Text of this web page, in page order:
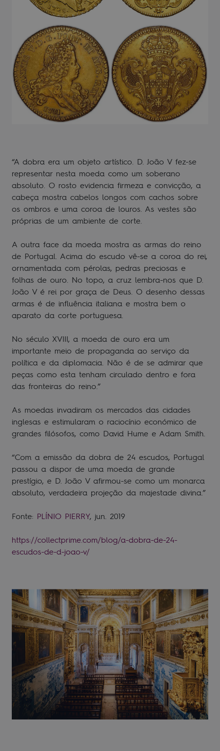
“A dobra era um objeto artístico. D. João V fez-se
representar nesta moeda como um soberano
absoluto. O rosto evidencia firmeza e convicção, a
cabeça mostra cabelos longos com cachos sobre
os ombros e uma coroa de louros. As vestes são
próprias de um ambiente de corte.
A outra face da moeda mostra as armas do reino
de Portugal. Acima do escudo vê-se a coroa do rei,
ornamentada com pérolas, pedras preciosas e
folhas de ouro. No topo, a cruz lembra-nos que D.
João V é rei por graça de Deus. O desenho dessas
armas é de influência italiana e mostra bem o
aparato da corte portuguesa.
No século XVIII, a moeda de ouro era um
importante meio de propaganda ao serviço da
política e da diplomacia. Não é de se admirar que
peças como esta tenham circulado dentro e fora
das fronteiras do reino.”
As moedas invadiram os mercados das cidades
inglesas e estimularam o raciocínio económico de
grandes filósofos, como David Hume e Adam Smith.
“Com a emissão da dobra de 24 escudos, Portugal
passou a dispor de uma moeda de grande
prestígio, e D. João V afirmou-se como um monarca
absoluto, verdadeira projeção da majestade divina.”
Fonte: PLÍNIO PIERRY, jun. 2019
https://collectprime.com/blog/a-dobra-de-24-
escudos-de-d-joao-v/